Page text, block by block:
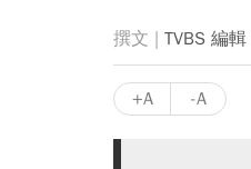
TVBS 編
+A -A